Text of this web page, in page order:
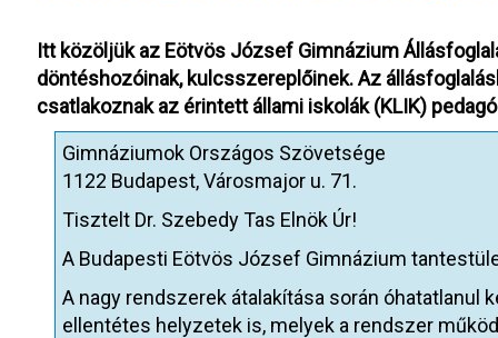
Itt közöljük az Eötvös József Gimnázium
döntéshozóinak, kulcsszereplőinek. Az
csatlakoznak az érintett állami iskolák (KLIK)
Gimnáziumok Országos Szövetsége
1122 Budapest, Városmajor u. 71.
Tisztelt Dr. Szebedy Tas Elnök Úr!
A Budapesti Eötvös József Gimnázium
A nagy rendszerek átalakítása során óhatatlanul
ellentétes helyzetek is, melyek a rendszer